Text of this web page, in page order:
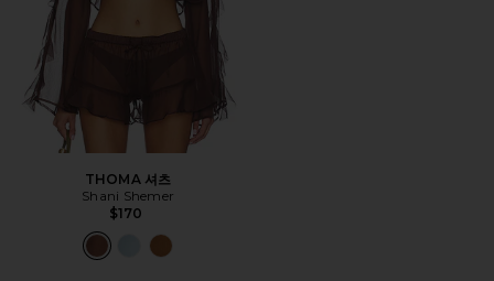
THOMA 셔츠
Shani Shemer
$170